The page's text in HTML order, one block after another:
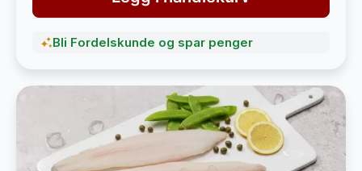
Bli Fordelskunde og spar penger